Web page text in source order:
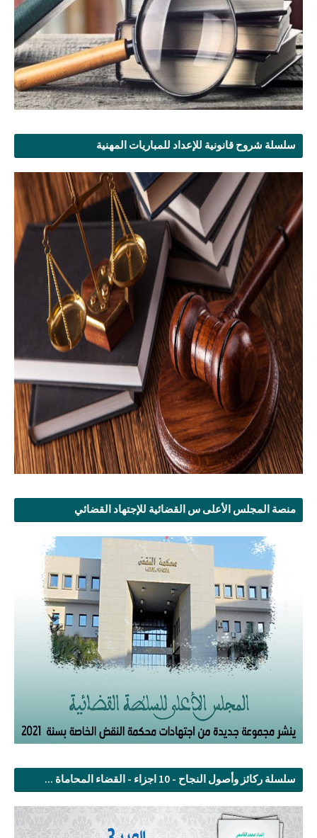
سلسلة شروح قانونية للإعداد للمباريات المهنية
منصة المجلس الأعلى س القضائية للإجتهاد القضائي
سلسلة ركائز وأصول النجاح - 10 اجزاء - القضاء المحاماة ...